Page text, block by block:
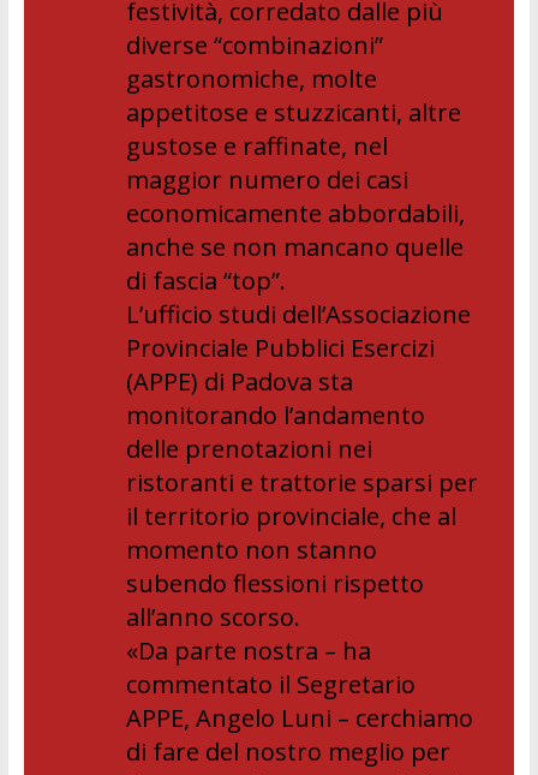
festività, corredato dalle più
diverse “combinazioni”
gastronomiche, molte
appetitose e stuzzicanti, altre
gustose e raffinate, nel
maggior numero dei casi
economicamente abbordabili,
anche se non mancano quelle
di fascia “top”.
L’ufficio studi dell’Associazione
Provinciale Pubblici Esercizi
(APPE) di Padova sta
monitorando l’andamento
delle prenotazioni nei
ristoranti e trattorie sparsi per
il territorio provinciale, che al
momento non stanno
subendo flessioni rispetto
all’anno scorso.
«Da parte nostra – ha
commentato il Segretario
APPE, Angelo Luni – cerchiamo
di fare del nostro meglio per